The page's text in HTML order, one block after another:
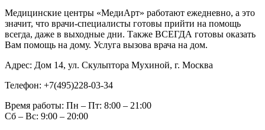
Медицинские центры «МедиАрт» работают ежедневно, а это
значит, что врачи-специалисты готовы прийти на помощь
всегда, даже в выходные дни. Также ВСЕГДА готовы оказать
Вам помощь на дому. Услуга вызова врача на дом.
Адрес: Дом 14, ул. Скульптора Мухиной, г. Москва
Телефон: +7(495)228-03-34
Время работы: Пн – Пт: 8:00 – 21:00
Сб – Вс: 9:00 – 20:00